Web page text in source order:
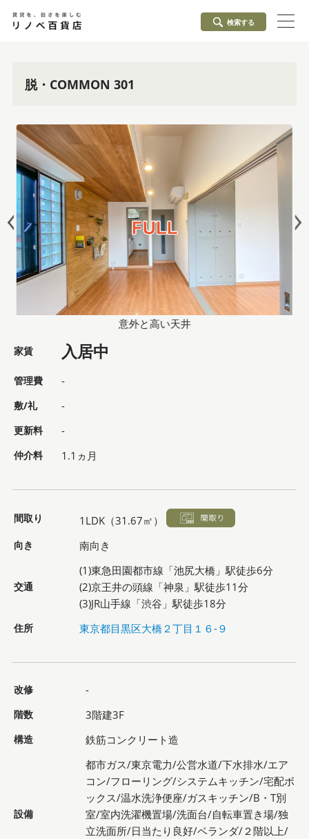
検索する
脱・COMMON 301
意外と高い天井
家賃 入居中
管理費 -
敷/礼 -
更新料 -
仲介料 1.1ヵ月
間取り 1LDK（31.67㎡）
向き 南向き
交通
(1)東急田園都市線「池尻大橋」駅徒歩6分
(2)京王井の頭線「神泉」駅徒歩11分
(3)JR山手線「渋谷」駅徒歩18分
住所 東京都目黒区大橋２丁目１６-９
改修 -
階数 3階建3F
構造 鉄筋コンクリート造
設備
都市ガス/東京電力/公営水道/下水排水/エア
コン/フローリング/システムキッチン/宅配ボ
ックス/温水洗浄便座/ガスキッチン/B・T別
室/室内洗濯機置場/洗面台/自転車置き場/独
立洗面所/日当たり良好/ベランダ/２階以上/